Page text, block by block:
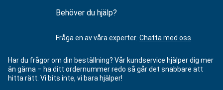
Behöver du hjälp?
Fråga en av våra experter. Chatta med oss
Har du frågor om din beställning? Vår kundservice hjälper dig mer
än gärna – ha ditt ordernummer redo så går det snabbare att
hitta rätt. Vi bits inte, vi bara hjälper!